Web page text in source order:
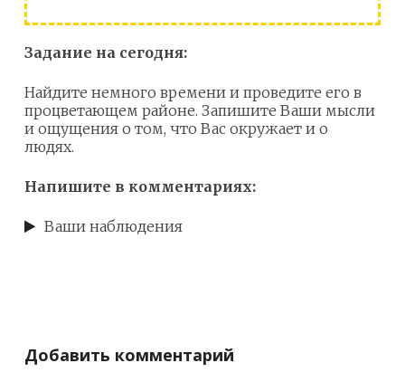
Задание на сегодня:
Найдите немного времени и проведите его в
процветающем районе. Запишите Ваши мысли
и ощущения о том, что Вас окружает и о
людях.
Напишите в комментариях:
Ваши наблюдения
Добавить комментарий